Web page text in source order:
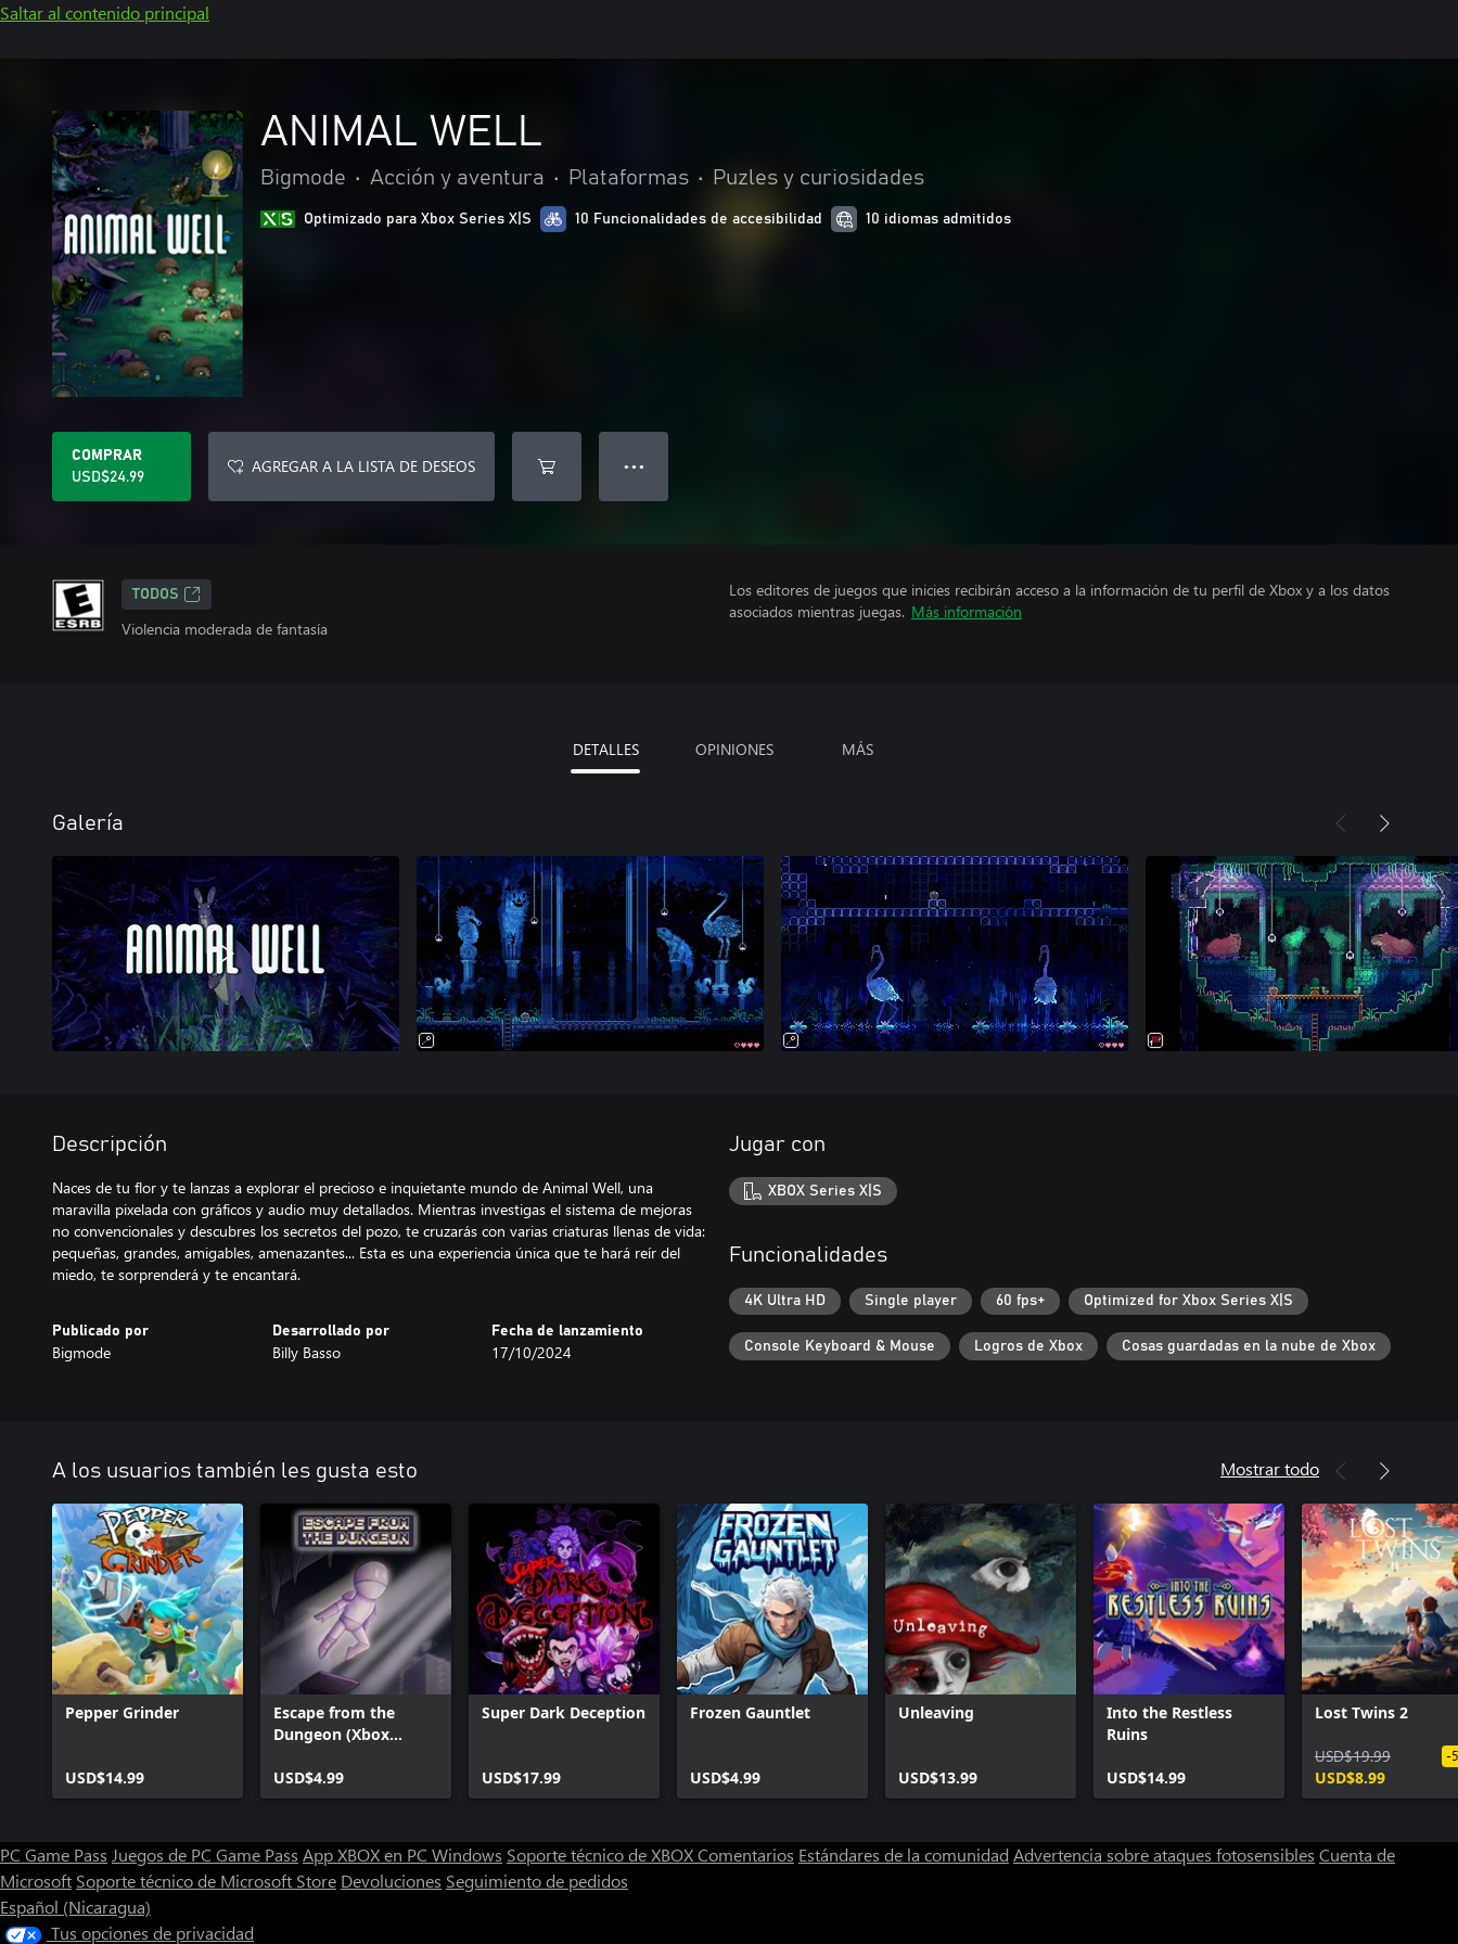
Saltar al contenido principal
ANIMAL WELL
Bigmode • Acción y aventura • Plataformas • Puzles y curiosidades
Optimizado para Xbox Series X|S 10 Funcionalidades de accesibilidad 10 idiomas admitidos
COMPRAR
USD$24.99
AGREGAR A LA LISTA DE DESEOS ● ● ●
TODOS
Violencia moderada de fantasía
Los editores de juegos que inicies recibirán acceso a la información de tu perfil de Xbox y a los datos
asociados mientras juegas. Más información
DETALLES OPINIONES MÁS
Galería
Descripción
Naces de tu flor y te lanzas a explorar el precioso e inquietante mundo de Animal Well, una
maravilla pixelada con gráficos y audio muy detallados. Mientras investigas el sistema de mejoras
no convencionales y descubres los secretos del pozo, te cruzarás con varias criaturas llenas de vida:
pequeñas, grandes, amigables, amenazantes... Esta es una experiencia única que te hará reír del
miedo, te sorprenderá y te encantará.
Publicado por
Bigmode
Desarrollado por
Billy Basso
Fecha de lanzamiento
17/10/2024
Jugar con
XBOX Series X|S
Funcionalidades
4K Ultra HD Single player 60 fps+ Optimized for Xbox Series X|S
Console Keyboard & Mouse Logros de Xbox Cosas guardadas en la nube de Xbox
A los usuarios también les gusta esto Mostrar todo
Pepper Grinder
USD$14.99
Escape from the
Dungeon (Xbox
USD$4.99
Super Dark Deception
USD$17.99
Frozen Gauntlet
USD$4.99
Unleaving
USD$13.99
Into the Restless
Ruins
USD$14.99
Lost Twins 2
USD$19.99
USD$8.99
-
PC Game Pass Juegos de PC Game Pass App XBOX en PC Windows Soporte técnico de XBOXComentarios Estándares de la comunidad Advertencia sobre ataques fotosensibles Cuenta de
Microsoft Soporte técnico de Microsoft Store Devoluciones Seguimiento de pedidos
Español (Nicaragua)
Tus opciones de privacidad